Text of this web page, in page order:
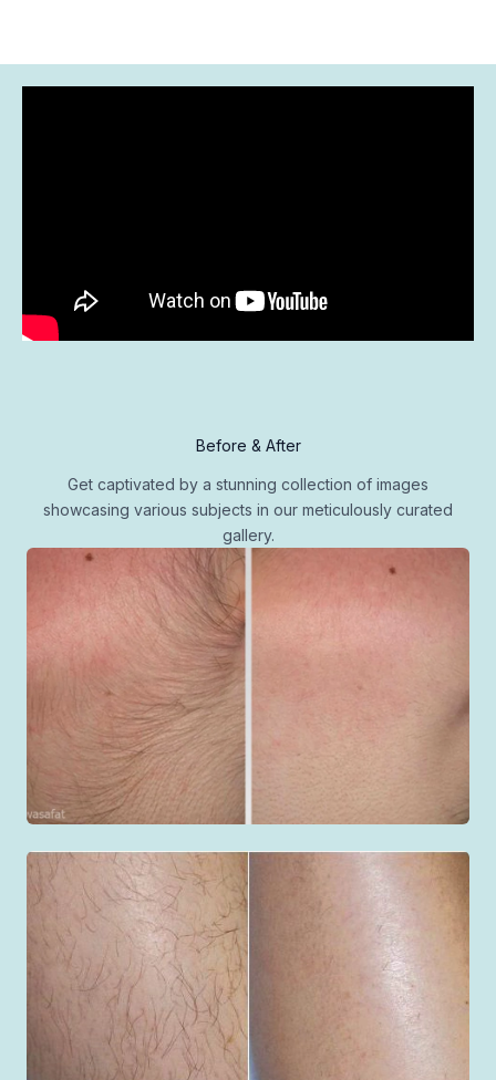
Before & After
Get captivated by a stunning collection of images
showcasing various subjects in our meticulously curated
gallery.